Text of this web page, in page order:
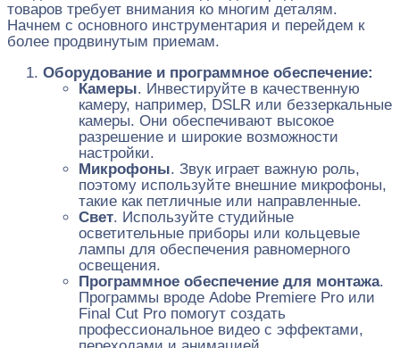
товаров требует внимания ко многим деталям.
Начнем с основного инструментария и перейдем к
более продвинутым приемам.
Оборудование и программное обеспечение:
Камеры. Инвестируйте в качественную
камеру, например, DSLR или беззеркальные
камеры. Они обеспечивают высокое
разрешение и широкие возможности
настройки.
Микрофоны. Звук играет важную роль,
поэтому используйте внешние микрофоны,
такие как петличные или направленные.
Свет. Используйте студийные
осветительные приборы или кольцевые
лампы для обеспечения равномерного
освещения.
Программное обеспечение для монтажа.
Программы вроде Adobe Premiere Pro или
Final Cut Pro помогут создать
профессиональное видео с эффектами,